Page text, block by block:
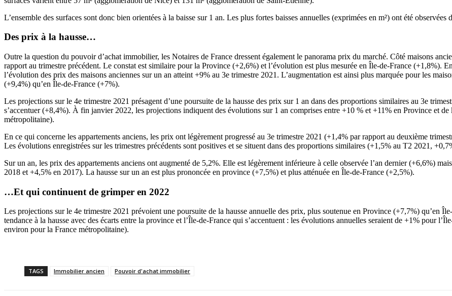
L’ensemble des surfaces sont donc bien orientées à la baisse sur 1 an. Les plus fortes baisses annuelles (exprimées en m²) ont été
Des prix à la hausse…
Outre la question du pouvoir d’achat immobilier, les Notaires de France dressent également le panorama prix du marché. Côté maisons
rapport au trimestre précédent. Le constat est similaire pour la Province (+2,6%) et l’évolution est plus mesurée en Île-de-France (+1,8%).
l’évolution des prix des maisons anciennes sur un an atteint +9% au 3e trimestre 2021. L’augmentation est ainsi plus marquée pour les
(+9,4%) qu’en Île-de-France (+7%).
Les projections sur le 4e trimestre 2021 présagent d’une poursuite de la hausse des prix sur 1 an dans des proportions similaires au 3e
s’accentuer (+8,4%). À fin janvier 2022, les projections indiquent des évolutions sur 1 an comprises entre +10 % et +11% en Province et
métropolitaine).
En ce qui concerne les appartements anciens, les prix ont légèrement progressé au 3e trimestre 2021 (+1,4% par rapport au deuxième
Les évolutions enregistrées sur les trimestres précédents sont positives et se situent dans des proportions similaires (+1,5% au T2 2021,
Sur un an, les prix des appartements anciens ont augmenté de 5,2%. Elle est légèrement inférieure à celle observée l’an dernier (+6,6%)
2018 et +4,5% en 2017). La hausse sur un an est plus prononcée en province (+7,5%) et plus atténuée en Île-de-France (+2,5%).
…Et qui continuent de grimper en 2022
Les projections sur le 4e trimestre 2021 prévoient une poursuite de la hausse annuelle des prix, plus soutenue en Province (+7,7%) qu’en
tendance à la hausse avec des écarts entre la province et l’Île-de-France qui s’accentuent : les évolutions annuelles seraient de +1% pour
environ pour la France métropolitaine).
TAGS Immobilier ancien Pouvoir d'achat immobilier